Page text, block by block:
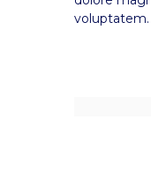
voluptatem.